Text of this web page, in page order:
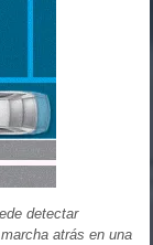
detectar
atrás en una